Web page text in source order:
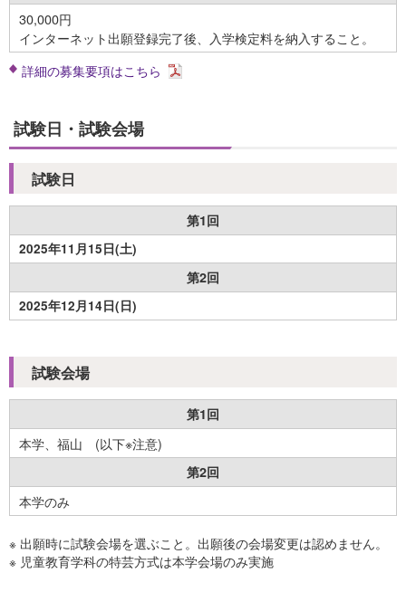
30,000円
インターネット出願登録完了後、入学検定料を納入すること。
詳細の募集要項はこちら
試験日・試験会場
試験日
第1回
2025年11月15日(土)
第2回
2025年12月14日(日)
試験会場
第1回
本学、福山 (以下※注意)
第2回
本学のみ
※ 出願時に試験会場を選ぶこと。出願後の会場変更は認めません。
※ 児童教育学科の特芸方式は本学会場のみ実施